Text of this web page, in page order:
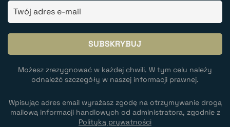
Możesz zrezygnować w każdej chwili. W tym celu należy
odnaleźć szczegóły w naszej informacji prawnej.
Wpisując adres email wyrażasz zgodę na otrzymywanie drogą
mailową informacji handlowych od administratora, zgodnie z
Polityką prywatności